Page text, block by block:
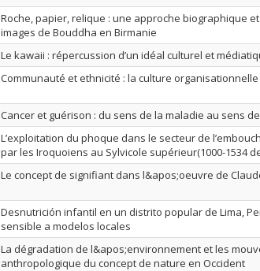
Roche, papier, relique : une approche biographique
images de Bouddha en Birmanie
Le kawaii : répercussion d’un idéal culturel et
Communauté et ethnicité : la culture
Cancer et guérison : du sens de la maladie au sens
L’exploitation du phoque dans le secteur de
par les Iroquoiens au Sylvicole supérieur(1000-1534
Le concept de signifiant dans l&apos;oeuvre de
Desnutrición infantil en un distrito popular de Lima,
sensible a modelos locales
La dégradation de l&apos;environnement et les
anthropologique du concept de nature en Occident